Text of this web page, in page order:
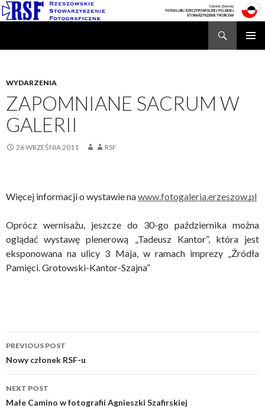
WYDARZENIA
ZAPOMNIANE SACRUM W
GALERII
26 WRZEŚNIA 2011 RSF
Więcej informacji o wystawie nawww.fotogaleria.erzeszow.pl
Oprócz wernisażu, jeszcze do 30-go października można
oglądać wystawę plenerową „Tadeusz Kantor”, która jest
eksponowana na ulicy 3 Maja, w ramach imprezy „Źródła
Pamięci. Grotowski-Kantor-Szajna”
Post
navigation
PREVIOUS POST
Nowy członek RSF-u
NEXT POST
Małe Camino w fotografii Agnieszki Szafirskiej